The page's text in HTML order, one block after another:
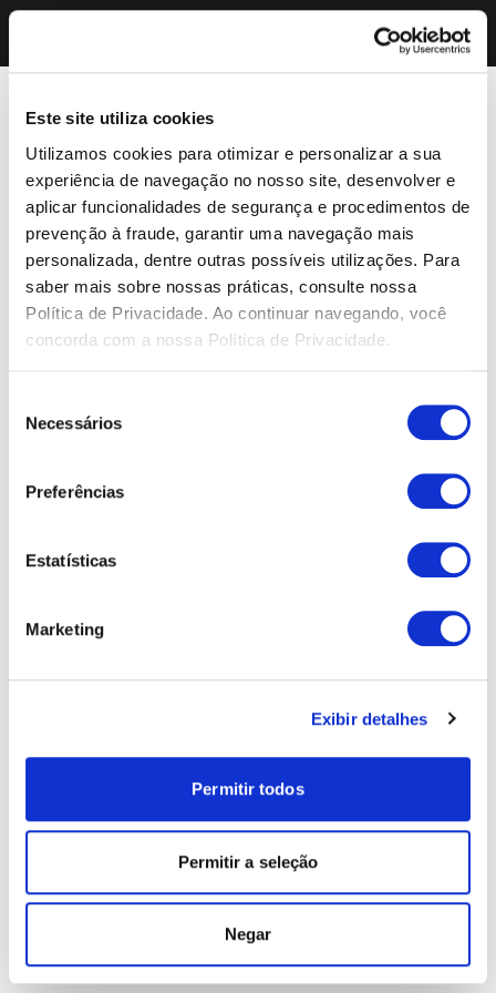
Este site utiliza cookies
Utilizamos cookies para otimizar e personalizar a sua
experiência de navegação no nosso site, desenvolver e
aplicar funcionalidades de segurança e procedimentos de
prevenção à fraude, garantir uma navegação mais
personalizada, dentre outras possíveis utilizações. Para
saber mais sobre nossas práticas, consulte nossa
Política de Privacidade. Ao continuar navegando, você
concorda com a nossa Política de Privacidade.
Necessários
Preferências
Estatísticas
Marketing
Exibir detalhes
Permitir todos
Permitir a seleção
Negar